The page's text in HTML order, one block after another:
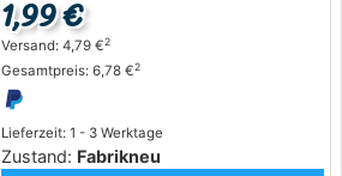
Lieferzeit: 1 - 3 Werktage
Zustand: Fabrikneu
1,99 €
Versand: 4,79 €2
Gesamtpreis: 6,78 €2